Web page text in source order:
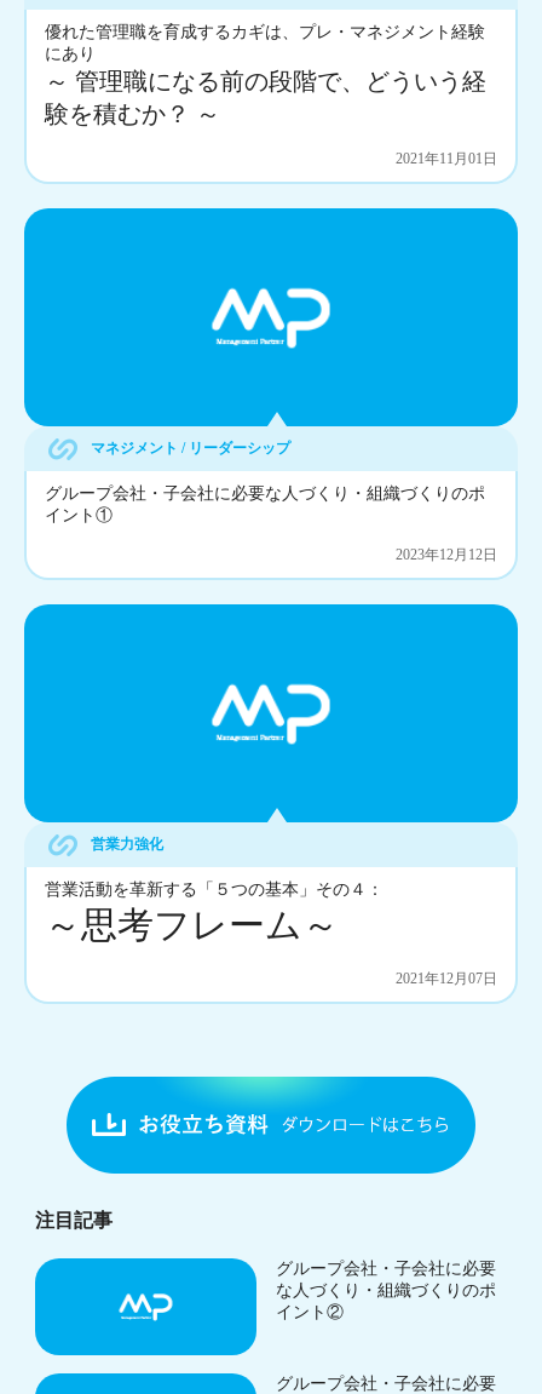
優れた管理職を育成するカギは、プレ・マネジメント経験
にあり
～ 管理職になる前の段階で、どういう経
験を積むか？ ～
2021年11月01日
マネジメント / リーダーシップ
グループ会社・子会社に必要な人づくり・組織づくりのポ
イント①
2023年12月12日
営業力強化
営業活動を革新する「５つの基本」その４：
～思考フレーム～
2021年12月07日
注目記事
グループ会社・子会社に必要
な人づくり・組織づくりのポ
イント②
グループ会社・子会社に必要